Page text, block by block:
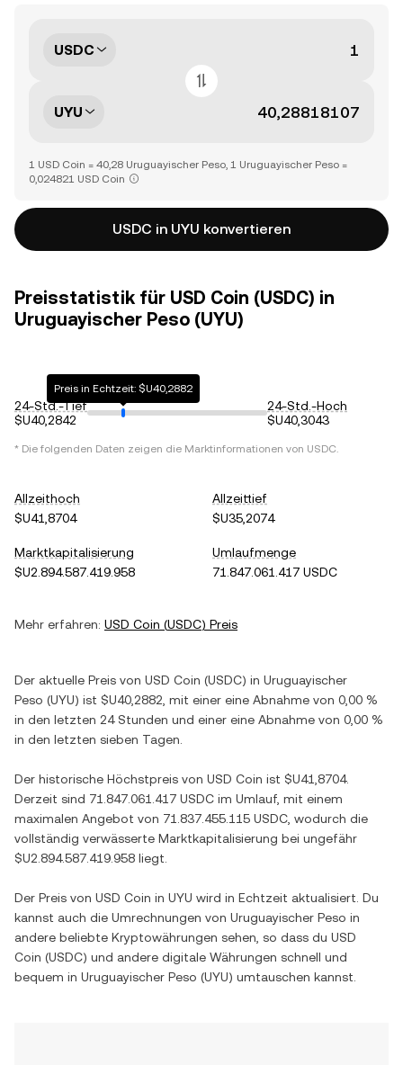
USDC
UYU
1 USD Coin = 40,28 Uruguayischer Peso, 1 Uruguayischer Peso =
0,024821 USD Coin
USDC in UYU konvertieren
Preisstatistik für USD Coin (USDC) in
Uruguayischer Peso (UYU)
24-Std.-Tief
$U40,2842
Preis in Echtzeit: $U40,2882
24-Std.-Hoch
$U40,3043
* Die folgenden Daten zeigen die Marktinformationen von USDC.
Allzeithoch
$U41,8704
Allzeittief
$U35,2074
Marktkapitalisierung
$U2.894.587.419.958
Umlaufmenge
71.847.061.417 USDC
Mehr erfahren: USD Coin (USDC) Preis
Der aktuelle Preis von USD Coin (USDC) in Uruguayischer
Peso (UYU) ist $U40,2882 , mit einer eine Abnahme von 0,00 %
in den letzten 24 Stunden und einer eine Abnahme von 0,00 %
in den letzten sieben Tagen.
Der historische Höchstpreis von USD Coin ist $U41,8704.
Derzeit sind 71.847.061.417 USDC im Umlauf, mit einem
maximalen Angebot von 71.837.455.115 USDC , wodurch die
vollständig verwässerte Marktkapitalisierung bei ungefähr
$U2.894.587.419.958 liegt.
Der Preis von USD Coin in UYU wird in Echtzeit aktualisiert. Du
kannst auch die Umrechnungen von Uruguayischer Peso in
andere beliebte Kryptowährungen sehen, so dass du USD
Coin (USDC) und andere digitale Währungen schnell und
bequem in Uruguayischer Peso (UYU) umtauschen kannst.